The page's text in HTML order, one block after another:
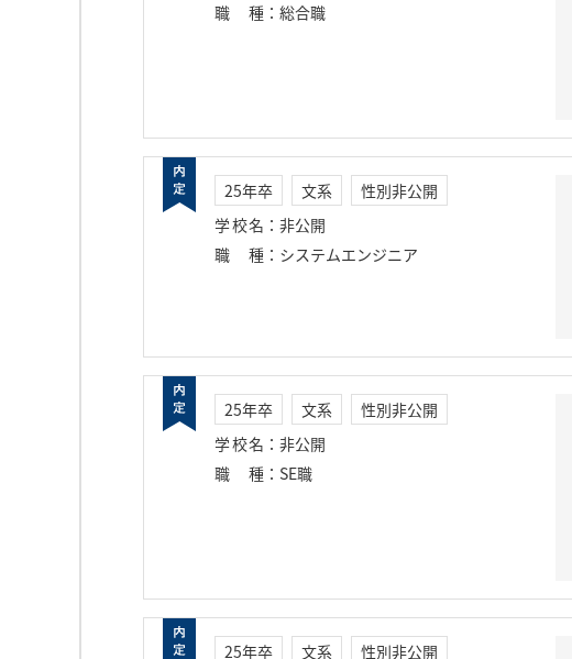
職種 ： 総合職
25年卒 文系
性別非公開
学校名 ： 非公開
職種 ： システムエンジニア
25年卒 文系
性別非公開
学校名 ： 非公開
職種 ： SE職
25年卒 文系 性別非公開